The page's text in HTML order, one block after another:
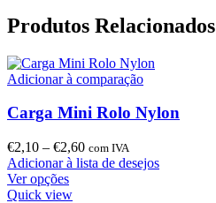
Produtos Relacionados
Adicionar à comparação
Carga Mini Rolo Nylon
€2,10 – €2,60 com IVA
Adicionar à lista de desejos
Ver opções
Quick view